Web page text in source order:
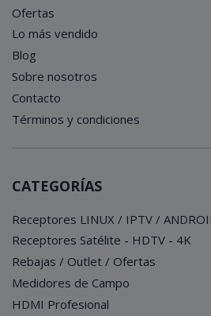
Ofertas
Lo más vendido
Blog
Sobre nosotros
Contacto
Términos y condiciones
CATEGORÍAS
Receptores LINUX / IPTV /
Receptores Satélite - HDTV - 4K
Rebajas / Outlet / Ofertas
Medidores de Campo
HDMI Profesional